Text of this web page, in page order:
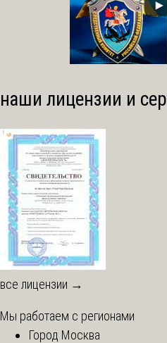
наши лицензии и
все лицензии →
Мы работаем с регионами
Город Москва